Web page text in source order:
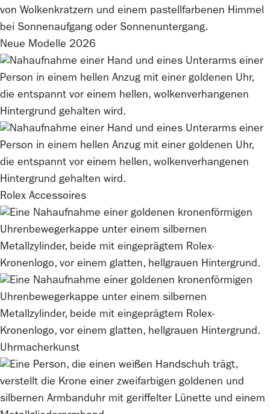
Neue Modelle 2026
Rolex Accessoires
Uhrmacherkunst